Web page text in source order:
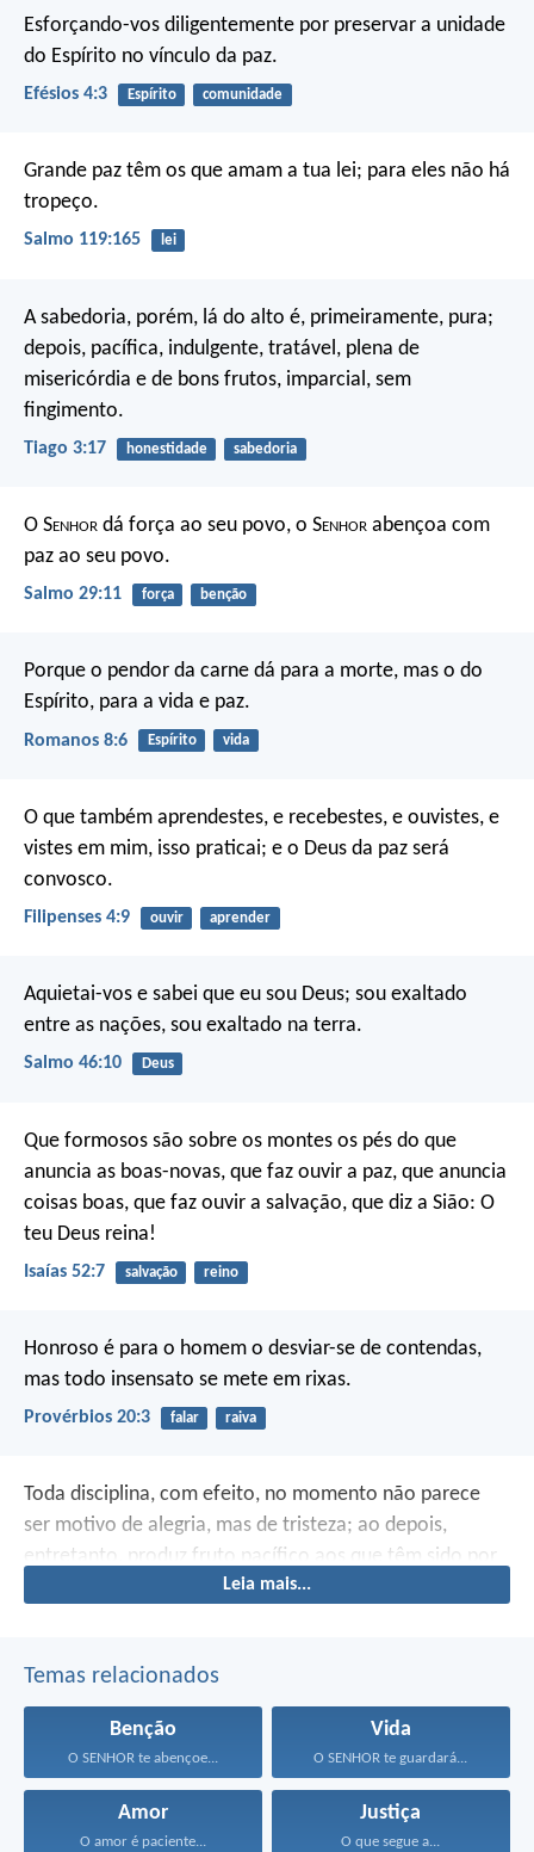
Esforçando-vos diligentemente por preservar a unidade
do Espírito no vínculo da paz.
Efésios 4:3 Espírito comunidade
Grande paz têm os que amam a tua lei; para eles não há
tropeço.
Salmo 119:165 lei
A sabedoria, porém, lá do alto é, primeiramente, pura;
depois, pacífica, indulgente, tratável, plena de
misericórdia e de bons frutos, imparcial, sem
fingimento.
Tiago 3:17 honestidade sabedoria
O Senhor dá força ao seu povo, o Senhor abençoa com
paz ao seu povo.
Salmo 29:11 força benção
Porque o pendor da carne dá para a morte, mas o do
Espírito, para a vida e paz.
Romanos 8:6 Espírito vida
O que também aprendestes, e recebestes, e ouvistes, e
vistes em mim, isso praticai; e o Deus da paz será
convosco.
Filipenses 4:9 ouvir aprender
Aquietai-vos e sabei que eu sou Deus; sou exaltado
entre as nações, sou exaltado na terra.
Salmo 46:10 Deus
Que formosos são sobre os montes os pés do que
anuncia as boas-novas, que faz ouvir a paz, que anuncia
coisas boas, que faz ouvir a salvação, que diz a Sião: O
teu Deus reina!
Isaías 52:7 salvação reino
Honroso é para o homem o desviar-se de contendas,
mas todo insensato se mete em rixas.
Provérbios 20:3 falar raiva
Toda disciplina, com efeito, no momento não parece
ser motivo de alegria, mas de tristeza; ao depois,
entretanto, produz fruto pacífico aos que têm sido por
ela exercitados, fruto de justiça.
Leia mais...
Temas relacionados
Benção
O SENHOR te abençoe...
Vida
O SENHOR te guardará...
Amor
O amor é paciente...
Justiça
O que segue a...